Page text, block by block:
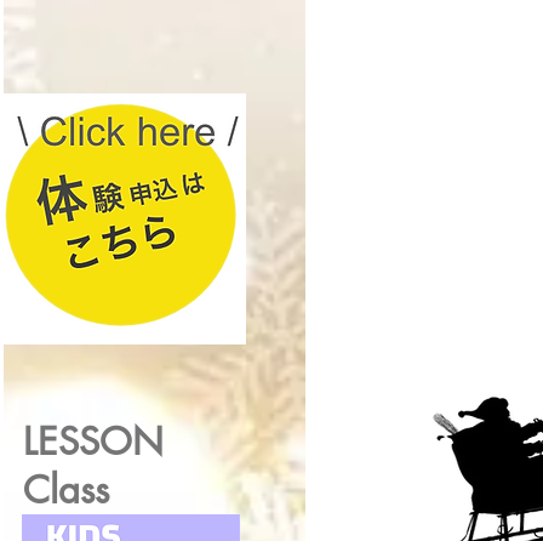
LESSON
Class